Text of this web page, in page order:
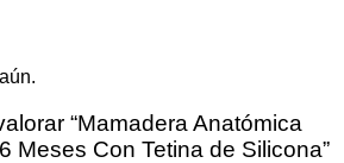
“Mamadera Anatómica
Meses Con Tetina de Silicona”